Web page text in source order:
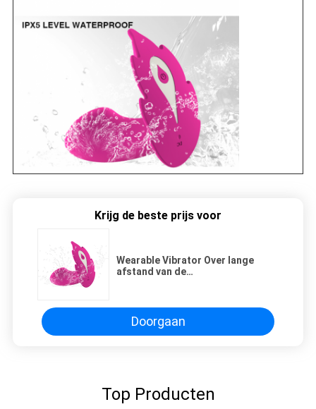
Krijg de beste prijs voor
Wearable Vibrator Over lange
afstand van de
Doorgaan
Top Producten